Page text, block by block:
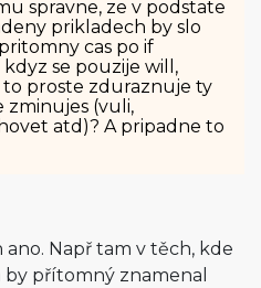
spravne, ze v podstate
prikladech by slo
cas po if
se pouzije will,
proste zduraznuje ty
zminujes (vuli,
atd)? A pripadne to
Např tam v těch, kde
přítomný znamenal